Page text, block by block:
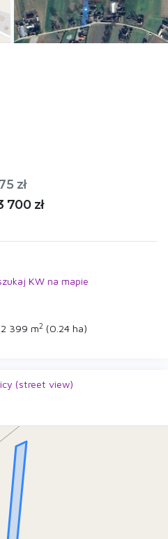
zł
700 zł
KW na mapie
, 2 399 m2 (0.24 ha)
(street view)